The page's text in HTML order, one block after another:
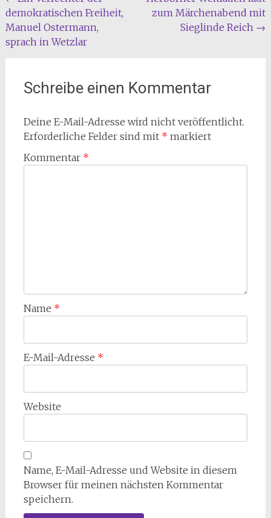
demokratischen Freiheit,
Manuel Ostermann,
sprach in Wetzlar
zum Märchenabend mit
Sieglinde Reich →
Schreibe einen Kommentar
Deine E-Mail-Adresse wird nicht veröffentlicht.
Erforderliche Felder sind mit * markiert
Kommentar *
Name *
E-Mail-Adresse *
Website
Name, E-Mail-Adresse und Website in diesem
Browser für meinen nächsten Kommentar
speichern.